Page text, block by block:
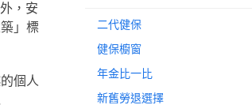
，安
」標
個人
二代健保
健保櫥窗
年金比一比
新舊勞退選擇